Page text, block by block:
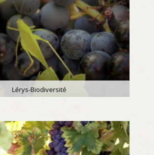
Lérys-Biodiversité